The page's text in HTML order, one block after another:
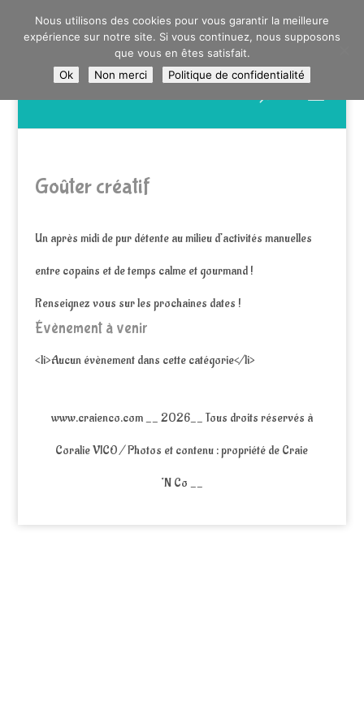
0603176412 - RDV CHEZ SO WATT À SAINT ANDRÉ OU
DANS LA MÉTROPOLE LILLOISE
CRAIENCO@GMAIL.COM
produits
Goûter créatif
Un après midi de pur détente au milieu d’activités manuelles
entre copains et de temps calme et gourmand !
Renseignez vous sur les prochaines dates !
Évènement à venir
<li>Aucun évènement dans cette catégorie</li>
www.craienco.com __ 2026__ Tous droits réservés à
Coralie VICO / Photos et contenu : propriété de Craie
‘N Co __
Nous utilisons des cookies pour vous garantir la meilleure
expérience sur notre site. Si vous continuez, nous supposons
que vous en êtes satisfait.
Ok
Non merci Politique de confidentialité